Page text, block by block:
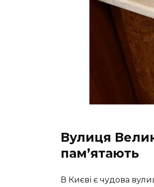
Вулиця
пам’ятають
В Києві є чудова